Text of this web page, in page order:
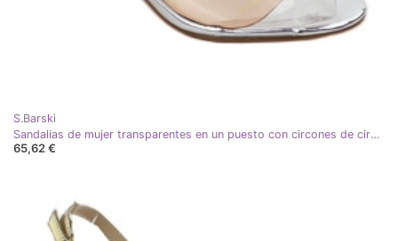
S.Barski
Sandalias de mujer transparentes en un puesto con circones de circones Silver S.Barski MR51-002 plata
65,62 €